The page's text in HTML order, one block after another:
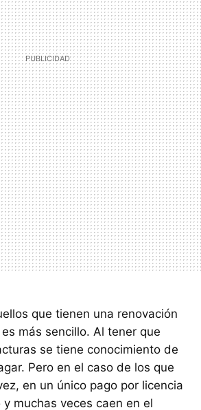
que tienen una renovación
más sencillo. Al tener que
se tiene conocimiento de
Pero en el caso de los que
en un único pago por licencia
muchas veces caen en el